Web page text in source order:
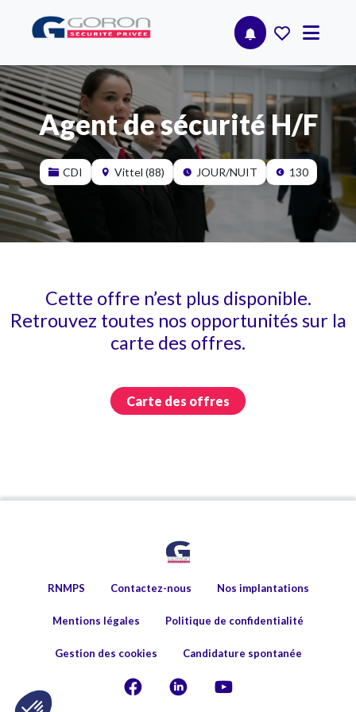
Agent de sécurité H/F
CDI Vittel (88) JOUR/NUIT 130
Cette offre n’est plus disponible.
Retrouvez toutes nos opportunités sur la
carte des offres.
Carte des offres
RNMPS Contactez-nous Nos implantations
Mentions légales Politique de confidentialité
Gestion des cookies Candidature spontanée